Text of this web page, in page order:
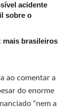
acidente
sobre o
mais brasileiros
ao comentar a
do enorme
“nem a